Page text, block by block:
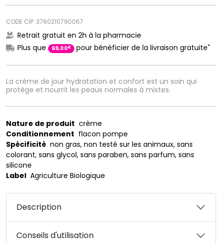
La crème de jour hydratation et confort est un soin qui
protège et nourrit les peaux normales à mixtes.
CODE CIP: 3760210790067
Retrait gratuit en 2h à la pharmacie
Plus que
69,00€ pour bénéficier de la livraison gratuite*
Nature de produit crème
Conditionnement flacon pompe
Spécificité non gras, non testé sur les animaux, sans
colorant, sans glycol, sans paraben, sans parfum, sans
silicone
Label Agriculture Biologique
Description
Conseils d'utilisation